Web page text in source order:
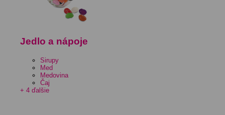
Jedlo a nápoje
Sirupy
Med
Medovina
Čaj
+ 4 ďalšie